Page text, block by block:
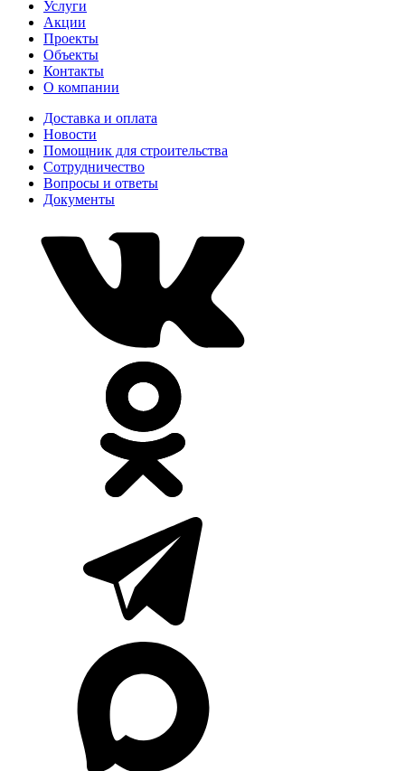
Услуги
Акции
Проекты
Объекты
Контакты
О компании
Доставка и оплата
Новости
Помощник для строительства
Сотрудничество
Вопросы и ответы
Документы